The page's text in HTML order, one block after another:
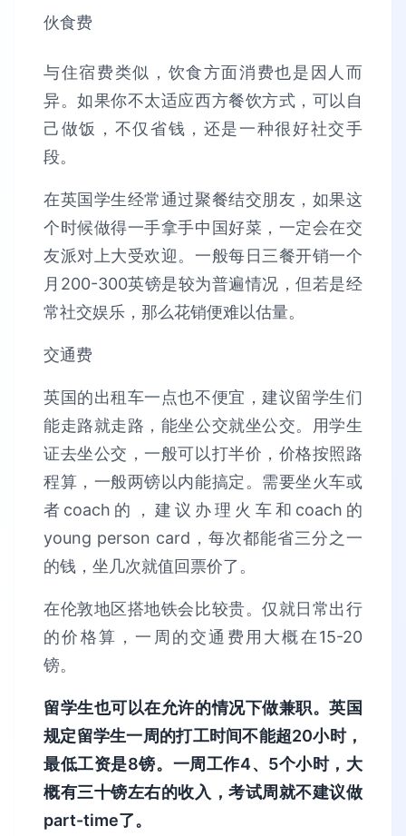
伙食费
与住宿费类似，饮食方面消费也是因人而
异。如果你不太适应西方餐饮方式，可以自
己做饭，不仅省钱，还是一种很好社交手
段。
在英国学生经常通过聚餐结交朋友，如果这
个时候做得一手拿手中国好菜，一定会在交
友派对上大受欢迎。一般每日三餐开销一个
月200-300英镑是较为普遍情况，但若是经
常社交娱乐，那么花销便难以估量。
交通费
英国的出租车一点也不便宜，建议留学生们
能走路就走路，能坐公交就坐公交。用学生
证去坐公交，一般可以打半价，价格按照路
程算，一般两镑以内能搞定。需要坐火车或
者coach的，建议办理火车和coach的
young person card，每次都能省三分之一
的钱，坐几次就值回票价了。
在伦敦地区搭地铁会比较贵。仅就日常出行
的价格算，一周的交通费用大概在15-20
镑。
留学生也可以在允许的情况下做兼职。英国
规定留学生一周的打工时间不能超20小时，
最低工资是8镑。一周工作4、5个小时，大
概有三十镑左右的收入，考试周就不建议做
part-time了。